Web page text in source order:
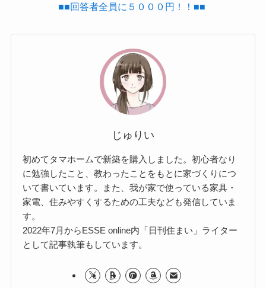
■■回答者全員に５０００円！！■■
じゅりい
初めてタマホームで新築を購入しました。初心者なり
に勉強したこと、教わったことをもとに家づくりにつ
いて書いています。また、我が家で使っている家具・
家電、住みやすくするための工夫なども発信していま
す。
2022年7月からESSE online内「日刊住まい」ライター
として記事執筆もしています。